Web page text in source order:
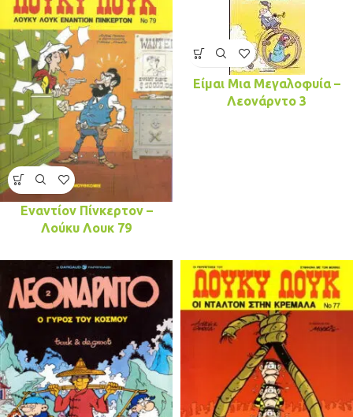
Εναντίον Πίνκερτον –
Λούκυ Λουκ 79
Είμαι Μια Μεγαλοφυία –
Λεονάρντο 3